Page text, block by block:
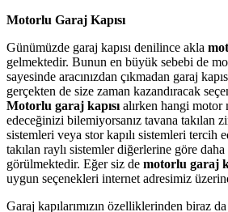
Motorlu Garaj Kapısı
Günümüzde garaj kapısı denilince akla
gelmektedir. Bunun en büyük sebebi de
sayesinde aracınızdan çıkmadan garaj
gerçekten de size zaman kazandıracak
Motorlu garaj kapısı alırken hangi motor
edeceğinizi bilemiyorsanız tavana takılan
sistemleri veya stor kapılı sistemleri tercih
takılan raylı sistemler diğerlerine göre
görülmektedir. Eğer siz de motorlu garaj
uygun seçenekleri internet adresimiz
Garaj kapılarımızın özelliklerinden biraz